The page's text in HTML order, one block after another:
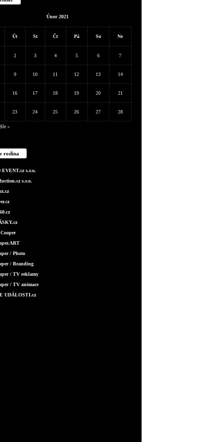
Únor 2021
Út St Čt Pá So Ne
2 3 4 5 6 7
9 10 11 12 13 14
16 17 18 19 20 21
23 24 25 26 27 28
»
rodina
EVENT.cz s.r.o.
s.r.o.
/ Photo
/ Branding
/ TV reklamy
/ TV animace
UDÁLOSTI.cz